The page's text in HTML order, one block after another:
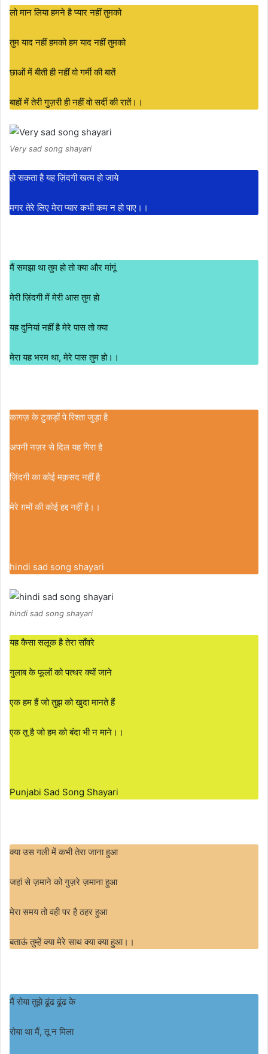
लो मान लिया हमने है प्यार नहीं तुमको
तुम याद नहीं हमको हम याद नहीं तुमको
छाओं में बीती ही नहीं वो गर्मी की बातें
बाहों में तेरी गुज़री ही नहीं वो सर्दी की रातें।।
Very sad song shayari
हो सकता है यह ज़िंदगी खत्म हो जाये
मगर तेरे लिए मेरा प्यार कभी कम न हो पाए।।
मैं समझा था तुम हो तो क्या और मांगूं
मेरी ज़िंदगी में मेरी आस तुम हो
यह दुनियां नहीं है मेरे पास तो क्या
मेरा यह भरम था, मेरे पास तुम हो।।
कागज़ के टुकड़ों पे रिश्ता जुड़ा है
अपनी नज़र से दिल यह गिरा है
ज़िंदगी का कोई मक़सद नहीं है
मेरे ग़मों की कोई हद्द नहीं है।।
hindi sad song shayari
hindi sad song shayari
यह कैसा सलूक है तेरा साँवरे
गुलाब के फूलों को पत्थर क्यों जाने
एक हम हैं जो तुझ को खुदा मानते हैं
एक तू है जो हम को बंदा भी न माने।।
Punjabi Sad Song Shayari
क्या उस गली में कभी तेरा जाना हुआ
जहां से ज़माने को गुज़रे ज़माना हुआ
मेरा समय तो वही पर है ठहर हुआ
बताऊं तुम्हें क्या मेरे साथ क्या क्या हुआ।।
मैं रोया तुझे ढूंढ ढूंढ के
रोया था मैं, तू न मिला